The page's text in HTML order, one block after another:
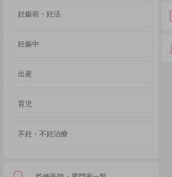
妊娠前・妊活
妊娠中
出産
育児
不妊・不妊治療